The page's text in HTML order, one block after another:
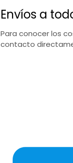
Envíos a
Para conocer los
contacto